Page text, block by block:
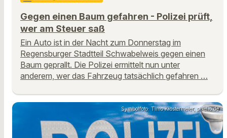
Gegen einen Baum gefahren - Polizei prüft,
wer am Steuer saß
Ein Auto ist in der Nacht zum Donnerstag im
Regensburger Stadtteil Schwabelweis gegen einen
Baum geprallt. Die Polizei ermittelt nun unter
anderem, wer das Fahrzeug tatsächlich gefahren …
Symbolfoto: Timo Klostermeier, pixelio.de